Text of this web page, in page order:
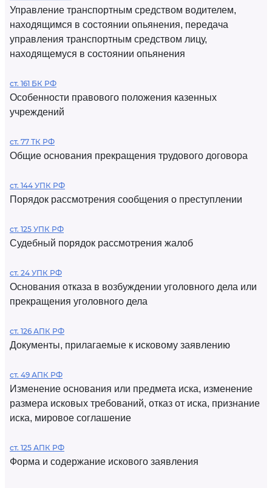
Управление транспортным средством водителем,
находящимся в состоянии опьянения, передача
управления транспортным средством лицу,
находящемуся в состоянии опьянения
ст. 161 БК РФ
Особенности правового положения казенных
учреждений
ст. 77 ТК РФ
Общие основания прекращения трудового договора
ст. 144 УПК РФ
Порядок рассмотрения сообщения о преступлении
ст. 125 УПК РФ
Судебный порядок рассмотрения жалоб
ст. 24 УПК РФ
Основания отказа в возбуждении уголовного дела или
прекращения уголовного дела
ст. 126 АПК РФ
Документы, прилагаемые к исковому заявлению
ст. 49 АПК РФ
Изменение основания или предмета иска, изменение
размера исковых требований, отказ от иска, признание
иска, мировое соглашение
ст. 125 АПК РФ
Форма и содержание искового заявления